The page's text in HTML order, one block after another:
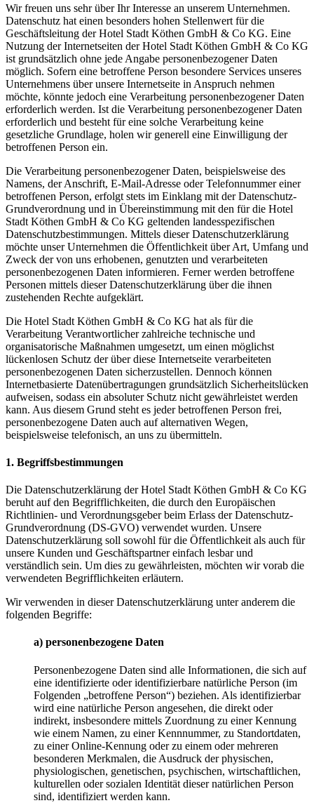
Wir freuen uns sehr über Ihr Interesse an unserem Unternehmen.
Datenschutz hat einen besonders hohen Stellenwert für die
Geschäftsleitung der Hotel Stadt Köthen GmbH & Co KG. Eine
Nutzung der Internetseiten der Hotel Stadt Köthen GmbH & Co KG
ist grundsätzlich ohne jede Angabe personenbezogener Daten
möglich. Sofern eine betroffene Person besondere Services unseres
Unternehmens über unsere Internetseite in Anspruch nehmen
möchte, könnte jedoch eine Verarbeitung personenbezogener Daten
erforderlich werden. Ist die Verarbeitung personenbezogener Daten
erforderlich und besteht für eine solche Verarbeitung keine
gesetzliche Grundlage, holen wir generell eine Einwilligung der
betroffenen Person ein.
Die Verarbeitung personenbezogener Daten, beispielsweise des
Namens, der Anschrift, E-Mail-Adresse oder Telefonnummer einer
betroffenen Person, erfolgt stets im Einklang mit der Datenschutz-
Grundverordnung und in Übereinstimmung mit den für die Hotel
Stadt Köthen GmbH & Co KG geltenden landesspezifischen
Datenschutzbestimmungen. Mittels dieser Datenschutzerklärung
möchte unser Unternehmen die Öffentlichkeit über Art, Umfang und
Zweck der von uns erhobenen, genutzten und verarbeiteten
personenbezogenen Daten informieren. Ferner werden betroffene
Personen mittels dieser Datenschutzerklärung über die ihnen
zustehenden Rechte aufgeklärt.
Die Hotel Stadt Köthen GmbH & Co KG hat als für die
Verarbeitung Verantwortlicher zahlreiche technische und
organisatorische Maßnahmen umgesetzt, um einen möglichst
lückenlosen Schutz der über diese Internetseite verarbeiteten
personenbezogenen Daten sicherzustellen. Dennoch können
Internetbasierte Datenübertragungen grundsätzlich Sicherheitslücken
aufweisen, sodass ein absoluter Schutz nicht gewährleistet werden
kann. Aus diesem Grund steht es jeder betroffenen Person frei,
personenbezogene Daten auch auf alternativen Wegen,
beispielsweise telefonisch, an uns zu übermitteln.
1. Begriffsbestimmungen
Die Datenschutzerklärung der Hotel Stadt Köthen GmbH & Co KG
beruht auf den Begrifflichkeiten, die durch den Europäischen
Richtlinien- und Verordnungsgeber beim Erlass der Datenschutz-
Grundverordnung (DS-GVO) verwendet wurden. Unsere
Datenschutzerklärung soll sowohl für die Öffentlichkeit als auch für
unsere Kunden und Geschäftspartner einfach lesbar und
verständlich sein. Um dies zu gewährleisten, möchten wir vorab die
verwendeten Begrifflichkeiten erläutern.
Wir verwenden in dieser Datenschutzerklärung unter anderem die
folgenden Begriffe:
a) personenbezogene Daten
Personenbezogene Daten sind alle Informationen, die sich auf
eine identifizierte oder identifizierbare natürliche Person (im
Folgenden „betroffene Person“) beziehen. Als identifizierbar
wird eine natürliche Person angesehen, die direkt oder
indirekt, insbesondere mittels Zuordnung zu einer Kennung
wie einem Namen, zu einer Kennnummer, zu Standortdaten,
zu einer Online-Kennung oder zu einem oder mehreren
besonderen Merkmalen, die Ausdruck der physischen,
physiologischen, genetischen, psychischen, wirtschaftlichen,
kulturellen oder sozialen Identität dieser natürlichen Person
sind, identifiziert werden kann.